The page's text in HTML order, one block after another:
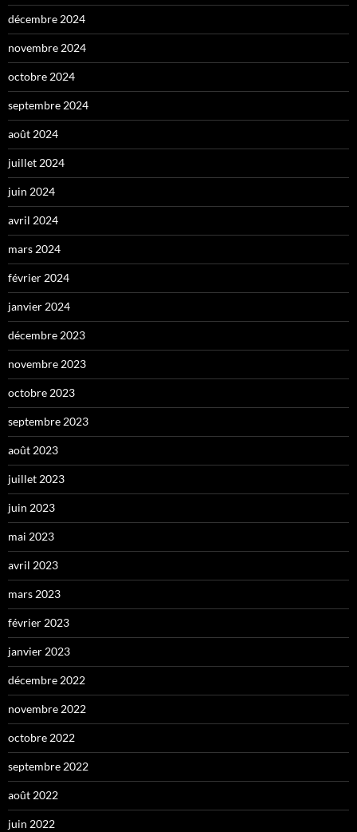
décembre 2024
novembre 2024
octobre 2024
septembre 2024
août 2024
juillet 2024
juin 2024
avril 2024
mars 2024
février 2024
janvier 2024
décembre 2023
novembre 2023
octobre 2023
septembre 2023
août 2023
juillet 2023
juin 2023
mai 2023
avril 2023
mars 2023
février 2023
janvier 2023
décembre 2022
novembre 2022
octobre 2022
septembre 2022
août 2022
juin 2022